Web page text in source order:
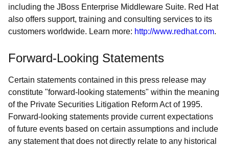
including the JBoss Enterprise Middleware Suite. Red Hat
also offers support, training and consulting services to its
customers worldwide. Learn more: http://www.redhat.com.
Forward-Looking Statements
Certain statements contained in this press release may
constitute "forward-looking statements" within the meaning
of the Private Securities Litigation Reform Act of 1995.
Forward-looking statements provide current expectations
of future events based on certain assumptions and include
any statement that does not directly relate to any historical